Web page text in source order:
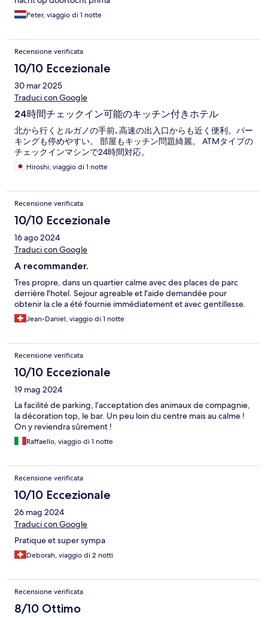
Peter, viaggio di 1 notte
Recensione verificata
10/10 Eccezionale
30 mar 2025
Traduci con Google
24時間チェックイン可能のキッチン付きホテル
北から行くとルガノの手前､高速の出入口からも近く便利。パー
キングも停めやすい。 部屋もキッチン問題綺麗。 ATMタイプの
チェックインマシンで24時間対応。
Hiroshi, viaggio di 1 notte
Recensione verificata
10/10 Eccezionale
16 ago 2024
Traduci con Google
A recommander.
Tres propre, dans un quartier calme avec des places de parc
derrière l'hotel. Sejour agreable et l'aide demandée pour
obtenir la cle a été fournie immédiatement et avec gentillesse.
Jean-Daniel, viaggio di 1 notte
Recensione verificata
10/10 Eccezionale
19 mag 2024
La facilité de parking, l’acceptation des animaux de compagnie,
la décoration top, le bar. Un peu loin du centre mais au calme !
On y reviendra sûrement !
Raffaello, viaggio di 1 notte
Recensione verificata
10/10 Eccezionale
26 mag 2024
Traduci con Google
Pratique et super sympa
Deborah, viaggio di 2 notti
Recensione verificata
8/10 Ottimo